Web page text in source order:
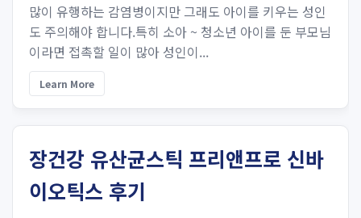
많이 유행하는 감염병이지만 그래도 아이를 키우는 성인
도 주의해야 합니다.특히 소아 ~ 청소년 아이를 둔 부모님
이라면 접촉할 일이 많아 성인이...
Learn More
장건강 유산균스틱 프리앤프로 신바
이오틱스 후기